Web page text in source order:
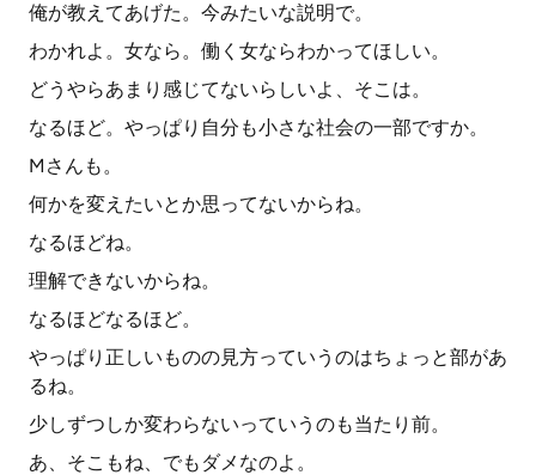
俺が教えてあげた。今みたいな説明で。
わかれよ。女なら。働く女ならわかってほしい。
どうやらあまり感じてないらしいよ、そこは。
なるほど。やっぱり自分も小さな社会の一部ですか。
Mさんも。
何かを変えたいとか思ってないからね。
なるほどね。
理解できないからね。
なるほどなるほど。
やっぱり正しいものの見方っていうのはちょっと部があ
るね。
少しずつしか変わらないっていうのも当たり前。
あ、そこもね、でもダメなのよ。